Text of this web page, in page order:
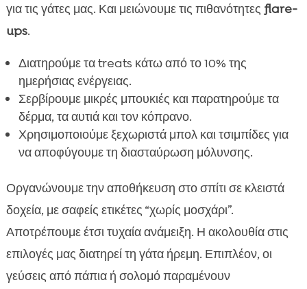
για τις γάτες μας. Και μειώνουμε τις πιθανότητες flare-
ups.
Διατηρούμε τα treats κάτω από το 10% της
ημερήσιας ενέργειας.
Σερβίρουμε μικρές μπουκιές και παρατηρούμε τα
δέρμα, τα αυτιά και τον κόπρανο.
Χρησιμοποιούμε ξεχωριστά μπολ και τσιμπίδες για
να αποφύγουμε τη διασταύρωση μόλυνσης.
Οργανώνουμε την αποθήκευση στο σπίτι σε κλειστά
δοχεία, με σαφείς ετικέτες “χωρίς μοσχάρι”.
Αποτρέπουμε έτσι τυχαία ανάμειξη. Η ακολουθία στις
επιλογές μας διατηρεί τη γάτα ήρεμη. Επιπλέον, οι
γεύσεις από πάπια ή σολομό παραμένουν